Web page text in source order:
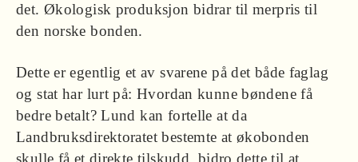
det. Økologisk produksjon bidrar til merpris til
den norske bonden.
Dette er egentlig et av svarene på det både faglag
og stat har lurt på: Hvordan kunne bøndene få
bedre betalt? Lund kan fortelle at da
Landbruksdirektoratet bestemte at økobonden